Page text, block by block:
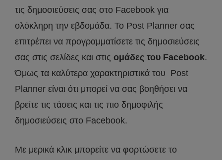
τις δημοσιεύσεις σας στο Facebook για
ολόκληρη την εβδομάδα. Το Post Planner σας
επιτρέπει να προγραμματίσετε τις δημοσιεύσεις
σας στις σελίδες και στις ομάδες του Facebook.
Όμως τα καλύτερα χαρακτηριστικά του Post
Planner είναι ότι μπορεί να σας βοηθήσει να
βρείτε τις τάσεις και τις πιο δημοφιλής
δημοσιεύσεις στο Facebook.
Με μερικά κλικ μπορείτε να φορτώσετε το